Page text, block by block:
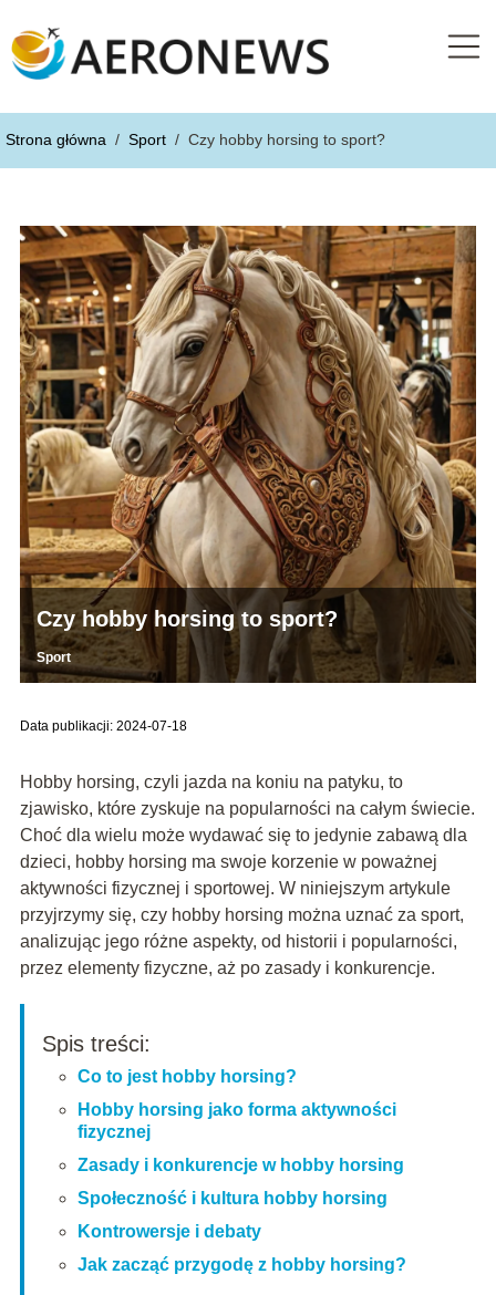
Strona główna / Sport / Czy hobby horsing to sport?
Czy hobby horsing to sport?
Sport
Data publikacji: 2024-07-18
Hobby horsing, czyli jazda na koniu na patyku, to
zjawisko, które zyskuje na popularności na całym świecie.
Choć dla wielu może wydawać się to jedynie zabawą dla
dzieci, hobby horsing ma swoje korzenie w poważnej
aktywności fizycznej i sportowej. W niniejszym artykule
przyjrzymy się, czy hobby horsing można uznać za sport,
analizując jego różne aspekty, od historii i popularności,
przez elementy fizyczne, aż po zasady i konkurencje.
Spis treści:
Co to jest hobby horsing?
Hobby horsing jako forma aktywności
fizycznej
Zasady i konkurencje w hobby horsing
Społeczność i kultura hobby horsing
Kontrowersje i debaty
Jak zacząć przygodę z hobby horsing?